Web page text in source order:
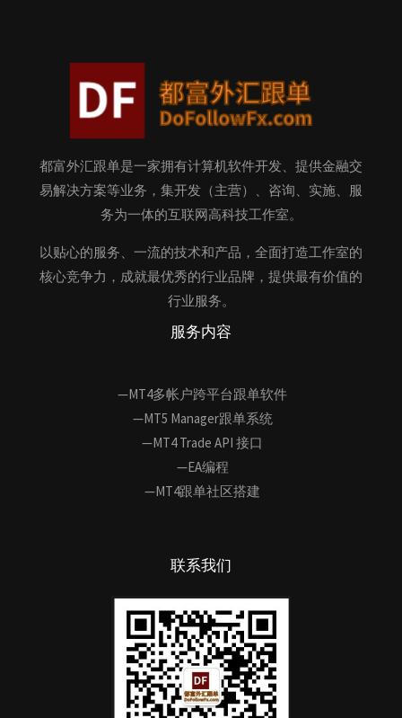
都富外汇跟单是一家拥有计算机软件开发、提供金融交
易解决方案等业务，集开发（主营）、咨询、实施、服
务为一体的互联网高科技工作室。
以贴心的服务、一流的技术和产品，全面打造工作室的
核心竞争力，成就最优秀的行业品牌，提供最有价值的
行业服务。
服务内容
—MT4多帐户跨平台跟单软件
—MT5 Manager跟单系统
—MT4 Trade API 接口
—EA编程
—MT4跟单社区搭建
联系我们